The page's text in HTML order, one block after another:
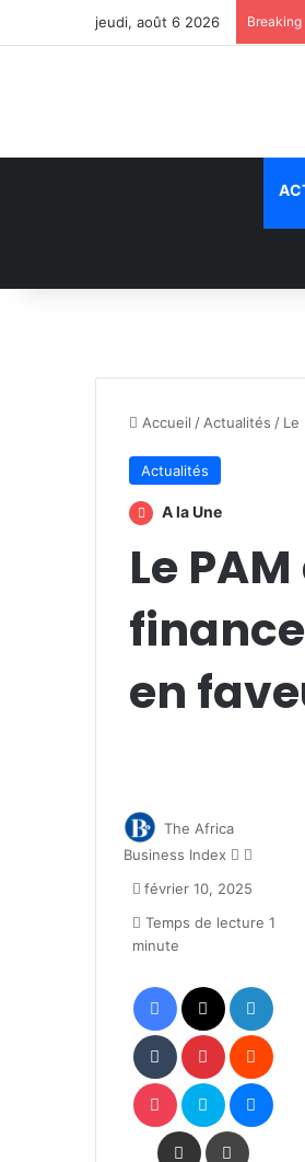
jeudi, août 6 2026
Accueil / Actualités / Le
Actualités
A la Une
Le
en
The Africa
Business Index
Follow
X
février 10, 2025
Temps de lecture 1
minute
Facebook
Tumblr Pinterest
Pocket Skype
Partager par email Imprimer